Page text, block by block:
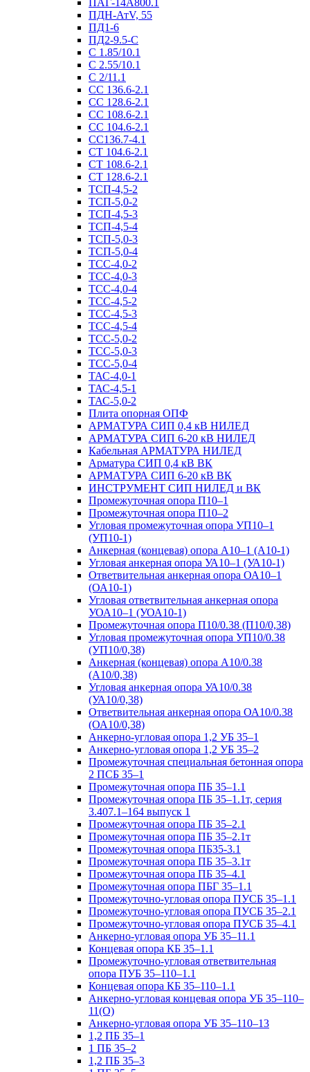
ПДН-АтV, 55
ПД1-6
ПД2-9.5-С
С 1.85/10.1
С 2.55/10.1
С 2/11.1
СС 136.6-2.1
СС 128.6-2.1
СС 108.6-2.1
СС 104.6-2.1
СС136.7-4.1
СТ 104.6-2.1
СТ 108.6-2.1
СТ 128.6-2.1
ТСП-4,5-2
ТСП-5,0-2
ТСП-4,5-3
ТСП-4,5-4
ТСП-5,0-3
ТСП-5,0-4
ТСС-4,0-2
ТСС-4,0-3
ТСС-4,0-4
ТСС-4,5-2
ТСС-4,5-3
ТСС-4,5-4
ТСС-5,0-2
ТСС-5,0-3
ТСС-5,0-4
ТАС-4,0-1
ТАС-4,5-1
ТАС-5,0-2
Плита опорная ОПФ
АРМАТУРА СИП 0,4 кВ НИЛЕД
АРМАТУРА СИП 6-20 кВ НИЛЕД
Кабельная АРМАТУРА НИЛЕД
Арматура СИП 0,4 кВ ВК
АРМАТУРА СИП 6-20 кВ ВК
ИНСТРУМЕНТ СИП НИЛЕД и ВК
Промежуточная опора П10–1
Промежуточная опора П10–2
Угловая промежуточная опора УП10–1
(УП10-1)
Анкерная (концевая) опора А10–1 (А10-1)
Угловая анкерная опора УА10–1 (УА10-1)
Ответвительная анкерная опора ОА10–1
(ОА10-1)
Угловая ответвительная анкерная опора
УОА10–1 (УОА10-1)
Промежуточная опора П10/0.38 (П10/0,38)
Угловая промежуточная опора УП10/0.38
(УП10/0,38)
Анкерная (концевая) опора А10/0.38
(А10/0,38)
Угловая анкерная опора УА10/0.38
(УА10/0,38)
Ответвительная анкерная опора ОА10/0.38
(ОА10/0,38)
Анкерно-угловая опора 1,2 УБ 35–1
Анкерно-угловая опора 1,2 УБ 35–2
Промежуточная специальная бетонная опора
2 ПСБ 35–1
Промежуточная опора ПБ 35–1.1
Промежуточная опора ПБ 35–1.1т, серия
3.407.1–164 выпуск 1
Промежуточная опора ПБ 35–2.1
Промежуточная опора ПБ 35–2.1т
Промежуточная опора ПБ35-3.1
Промежуточная опора ПБ 35–3.1т
Промежуточная опора ПБ 35–4.1
Промежуточная опора ПБГ 35–1.1
Промежуточно-угловая опора ПУСБ 35–1.1
Промежуточно-угловая опора ПУСБ 35–2.1
Промежуточно-угловая опора ПУСБ 35–4.1
Анкерно-угловая опора УБ 35–11.1
Концевая опора КБ 35–1.1
Промежуточно-угловая ответвительная
опора ПУБ 35–110–1.1
Концевая опора КБ 35–110–1.1
Анкерно-угловая концевая опора УБ 35–110–
11(О)
Анкерно-угловая опора УБ 35–110–13
1,2 ПБ 35–1
1 ПБ 35–2
1,2 ПБ 35–3